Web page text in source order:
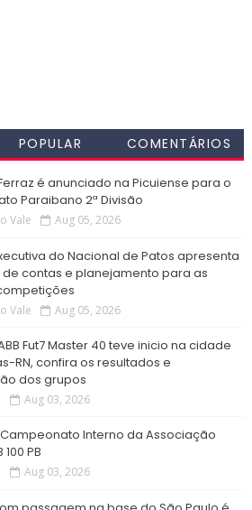
POPULAR COMENTÁRIOS
é anunciado na Picuiense para o
Paraibano 2ª Divisão
Vale Aug 05, 2026
do Nacional de Patos apresenta
contas e planejamento para as
Vale Aug 05, 2026
Fut7 Master 40 teve inicio na cidade
RN, confira os resultados e
dos grupos
Aug 03, 2026
Campeonato Interno da Associação
PB
Aug 03, 2026